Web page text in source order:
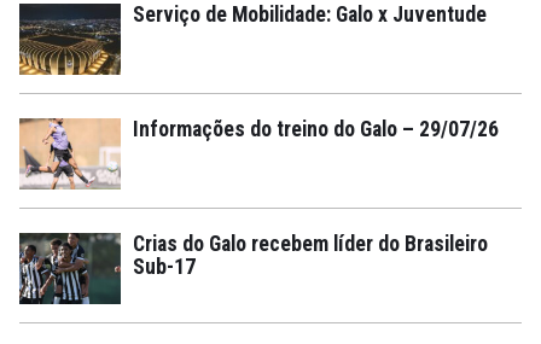
Serviço de Mobilidade: Galo x Juventude
Informações do treino do Galo – 29/07/26
Crias do Galo recebem líder do Brasileiro
Sub-17